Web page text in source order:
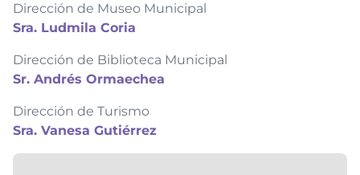
Dirección de Museo Municipal
Sra. Ludmila Coria
Dirección de Biblioteca Municipal
Sr. Andrés Ormaechea
Dirección de Turismo
Sra. Vanesa Gutiérrez